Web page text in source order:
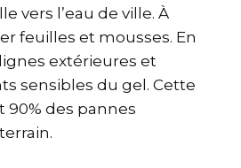
vers l’eau de ville. À
feuilles et mousses. En
extérieures et
sensibles du gel. Cette
90% des pannes